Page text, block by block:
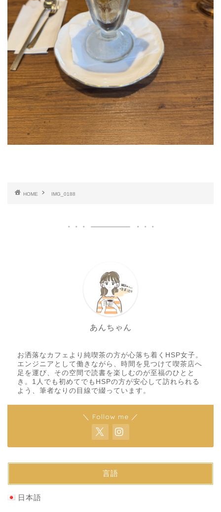
HOME IMG_0188
あんちゃん
お洒落なカフェより純喫茶の方が心落ち着くHSP女子。
エンジニアとして働きながら、時間を見つけて喫茶店へ
足を運び、その空間で読書を楽しむのが至福のひとと
き。1人でも初めてでもHSPの方が安心して訪れられる
よう、筆者なりの目線で綴っています。
＼ Follow me ／
言語
日本語